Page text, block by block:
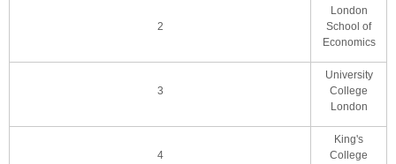
2
London
School of
Economics
3
University
College
London
4
King's
College